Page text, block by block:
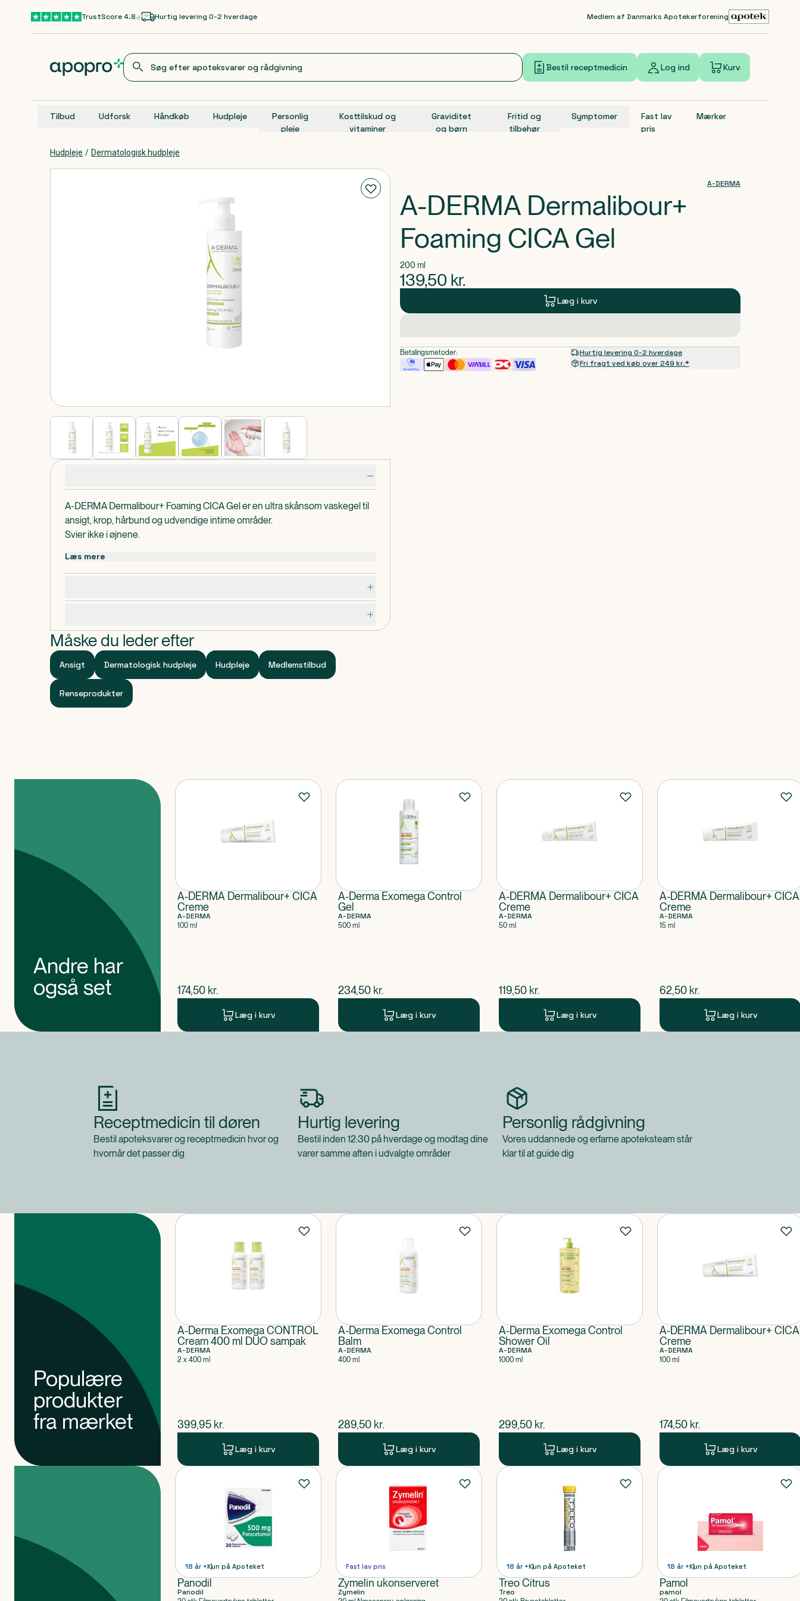
Gå til hovedindholdTrustScore 4.8 Hurtig levering 0-2 hverdage Medlem af Danmarks Apotekerforening
Bestil receptmedicin Log ind Kurv
Tilbud Udforsk Håndkøb Hudpleje
Personlig
pleje
Kosttilskud og
vitaminer
Graviditet
og børn
Fritid og
tilbehør
Symptomer
Fast lav
pris
Mærker
Hudpleje / Dermatologisk hudpleje
A-DERMA Dermalibour+ Foaming CICA Gel er en ultra skånsom vaskegel til
ansigt, krop, hårbund og udvendige intime områder.
Svier ikke i øjnene.
hudområder takket være Rhealba Havrekim ekstrakt og kobber-zink.
Høj dermatologisk, pædiatrisk, gynækologisk og oftalmologisk tolerance.
Læs mere
Måske du leder efter
Ansigt Dermatologisk hudpleje Hudpleje Medlemstilbud
Renseprodukter
A-DERMA
A-DERMA Dermalibour+
Foaming CICA Gel
200 ml
139,50 kr.
Læg i kurv
Betalingsmetoder:
Hurtig levering 0-2 hverdage
Fri fragt ved køb over 249 kr.*
Andre har
også set
A-DERMA Dermalibour+ CICA
Creme
A-DERMA
100 ml
$nuværende pris
174,50 kr.
Læg i kurv
A-Derma Exomega Control
Gel
A-DERMA
500 ml
$nuværende pris
234,50 kr.
Læg i kurv
A-DERMA Dermalibour+ CICA
Creme
A-DERMA
50 ml
$nuværende pris
119,50 kr.
Læg i kurv
A-DERMA Dermalibour+ CICA
Creme
A-DERMA
15 ml
$nuværende pris
62,50 kr.
Læg i kurv
Receptmedicin til døren
Bestil apoteksvarer og receptmedicin hvor og
hvornår det passer dig
Hurtig levering
Bestil inden 12:30 på hverdage og modtag dine
varer samme aften i udvalgte områder
Personlig rådgivning
Vores uddannede og erfarne apoteksteam står
klar til at guide dig
Populære
produkter
fra mærket
A-Derma Exomega CONTROL
Cream 400 ml DUO sampak
A-DERMA
2 x 400 ml
$nuværende pris
399,95 kr.
Læg i kurv
A-Derma Exomega Control
Balm
A-DERMA
400 ml
$nuværende pris
289,50 kr.
Læg i kurv
A-Derma Exomega Control
Shower Oil
A-DERMA
1000 ml
$nuværende pris
299,50 kr.
Læg i kurv
A-DERMA Dermalibour+ CICA
Creme
A-DERMA
100 ml
$nuværende pris
174,50 kr.
Læg i kurv
18 år +Kun på Apoteket
Panodil
Panodil
Fast lav pris
Zymelin ukonserveret
Zymelin
18 år +Kun på Apoteket
Treo Citrus
Treo
18 år +Kun på Apoteket
Pamol
pamol